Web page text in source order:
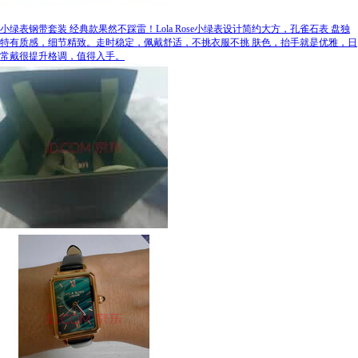
小绿表钢带套装 经典款果然不踩雷！Lola Rose小绿表设计简约大方，孔雀石表 盘独
特有质感，细节精致。走时稳定，佩戴舒适，不挑衣服不挑 肤色，抬手就是优雅，日
常戴很提升格调，值得入手。